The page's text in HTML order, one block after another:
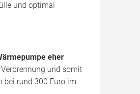
und optimal
eher
und somit
bei rund 300 Euro im